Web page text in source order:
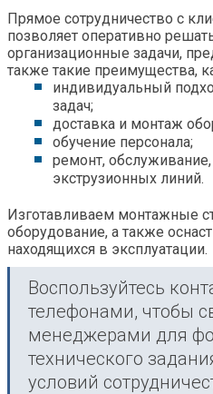
Прямое сотрудничество с
позволяет оперативно
организационные задачи,
также такие преимущества,
индивидуальный
задач;
доставка и монтаж
обучение персонала;
ремонт,
экструзионных линий.
Изготавливаем монтажные
оборудование, а также
находящихся в эксплуатации.
Воспользуйтесь
телефонами, чтобы
менеджерами для
технического
условий